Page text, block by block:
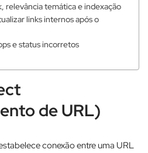
relevância temática e indexação
links internos após o
e status incorretos
de URL)
conexão entre uma URL